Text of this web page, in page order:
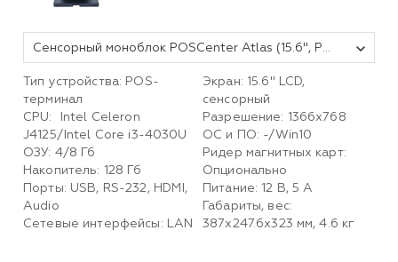
Сенсорный моноблок POSCenter Atlas (15.6", PCAP, J4125, RAM4Gb, M2SSD 128Gb, MSR) без ОС
Тип устройства: POS-
терминал
CPU: Intel Celeron
J4125/Intel Core i3-4030U
ОЗУ: 4/8 Гб
Накопитель: 128 Гб
Порты: USB, RS-232, HDMI,
Audio
Сетевые интерфейсы: LAN
Экран: 15.6'' LCD,
сенсорный
Разрешение: 1366x768
ОС и ПО: -/Win10
Ридер магнитных карт:
Опционально
Питание: 12 В, 5 А
Габариты, вес:
387х247.6х323 мм, 4.6 кг